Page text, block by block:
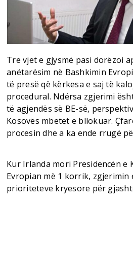
Tre vjet e gjysmë pasi dorëzoi
anëtarësim në Bashkimin
të presë që kërkesa e saj të
procedural. Ndërsa zgjerimi
të agjendës së BE-së,
Kosovës mbetet e bllokuar.
procesin dhe a ka ende rrugë
Kur Irlanda mori Presidencën e
Evropian më 1 korrik, zgjerimin
prioriteteve kryesore për